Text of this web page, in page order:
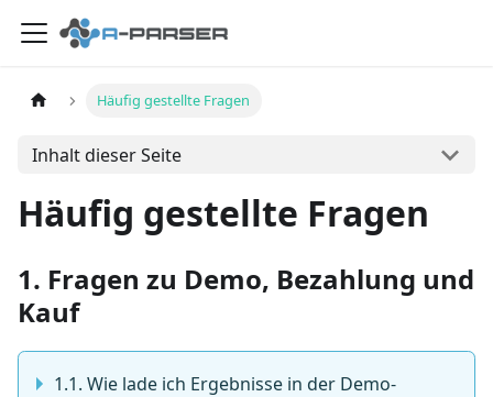
Häufig gestellte Fragen
Inhalt dieser Seite
Häufig gestellte Fragen
1. Fragen zu Demo, Bezahlung und
Kauf
1.1. Wie lade ich Ergebnisse in der Demo-